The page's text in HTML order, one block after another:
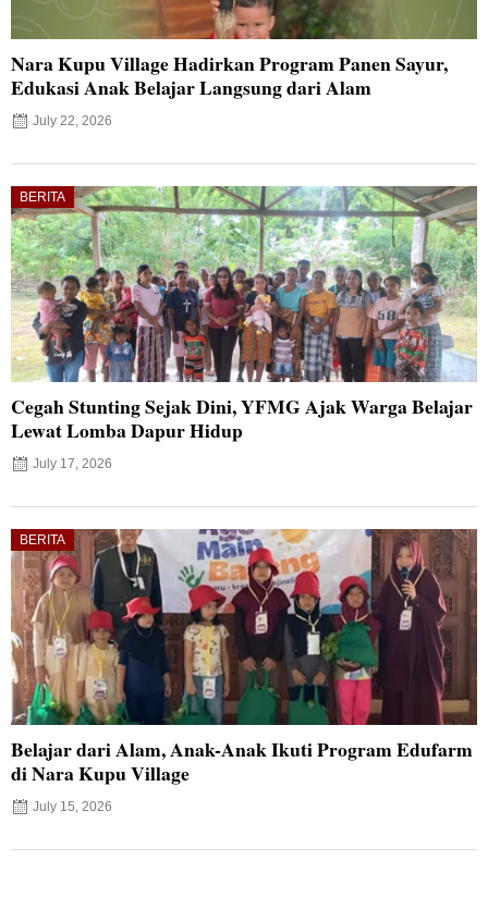
Nara Kupu Village Hadirkan Program Panen Sayur,
Edukasi Anak Belajar Langsung dari Alam
July 22, 2026
BERITA
Cegah Stunting Sejak Dini, YFMG Ajak Warga Belajar
Lewat Lomba Dapur Hidup
July 17, 2026
BERITA
Belajar dari Alam, Anak-Anak Ikuti Program Edufarm
di Nara Kupu Village
July 15, 2026